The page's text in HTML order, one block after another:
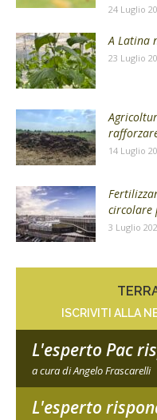
24 Luglio
A Latina
23 Luglio
14 Luglio
circolare
3 Luglio
ISCRIVITI ALLA
L'esperto Pac
a cura di Angelo Frascarelli
L'esperto